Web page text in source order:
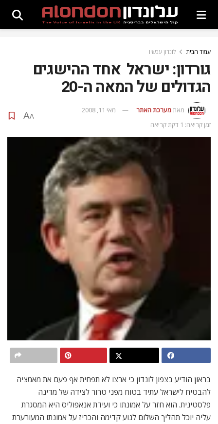
עמוד הבית לונדון עכשיו
גורדון: ישראל  אחד ההישגים
הגדולים של המאה ה-20
מאתמערכת האתר
מאי 11, 2008
זמן קריאה: 1 דקת קריאה
A
A
בראון הודיע בצפון לונדון כי ארצו לא תפחית אף פעם את מאמציה
להבטיח לישראל עתיד בטוח מפני טרור לצידה של מדינה
פלסטינית. הוא חזר על אמונתו כי ועידת אנאפוליס היא המסגרת
עליה יוכל תהליך השלום לנוע קדימה והכריז על אמונתו המעורערת